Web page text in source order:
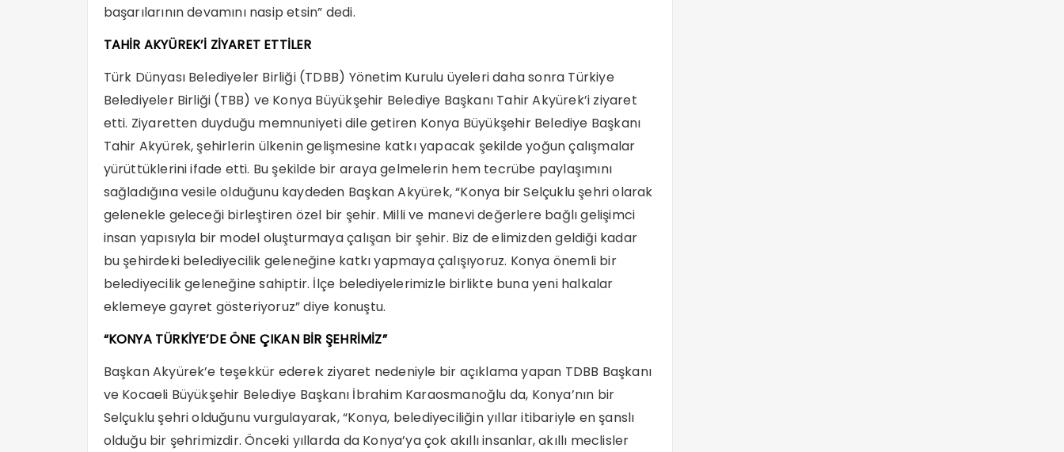
başarılarının devamını nasip etsin” dedi.
TAHİR AKYÜREK’İ ZİYARET ETTİLER
Türk Dünyası Belediyeler Birliği (TDBB) Yönetim Kurulu üyeleri daha sonra Türkiye
Belediyeler Birliği (TBB) ve Konya Büyükşehir Belediye Başkanı Tahir Akyürek’i ziyaret
etti. Ziyaretten duyduğu memnuniyeti dile getiren Konya Büyükşehir Belediye Başkanı
Tahir Akyürek, şehirlerin ülkenin gelişmesine katkı yapacak şekilde yoğun çalışmalar
yürüttüklerini ifade etti. Bu şekilde bir araya gelmelerin hem tecrübe paylaşımını
sağladığına vesile olduğunu kaydeden Başkan Akyürek, “Konya bir Selçuklu şehri olarak
gelenekle geleceği birleştiren özel bir şehir. Milli ve manevi değerlere bağlı gelişimci
insan yapısıyla bir model oluşturmaya çalışan bir şehir. Biz de elimizden geldiği kadar
bu şehirdeki belediyecilik geleneğine katkı yapmaya çalışıyoruz. Konya önemli bir
belediyecilik geleneğine sahiptir. İlçe belediyelerimizle birlikte buna yeni halkalar
eklemeye gayret gösteriyoruz” diye konuştu.
“KONYA TÜRKİYE’DE ÖNE ÇIKAN BİR ŞEHRİMİZ”
Başkan Akyürek’e teşekkür ederek ziyaret nedeniyle bir açıklama yapan TDBB Başkanı
ve Kocaeli Büyükşehir Belediye Başkanı İbrahim Karaosmanoğlu da, Konya’nın bir
Selçuklu şehri olduğunu vurgulayarak, “Konya, belediyeciliğin yıllar itibariyle en şanslı
olduğu bir şehrimizdir. Önceki yıllarda da Konya’ya çok akıllı insanlar, akıllı meclisler